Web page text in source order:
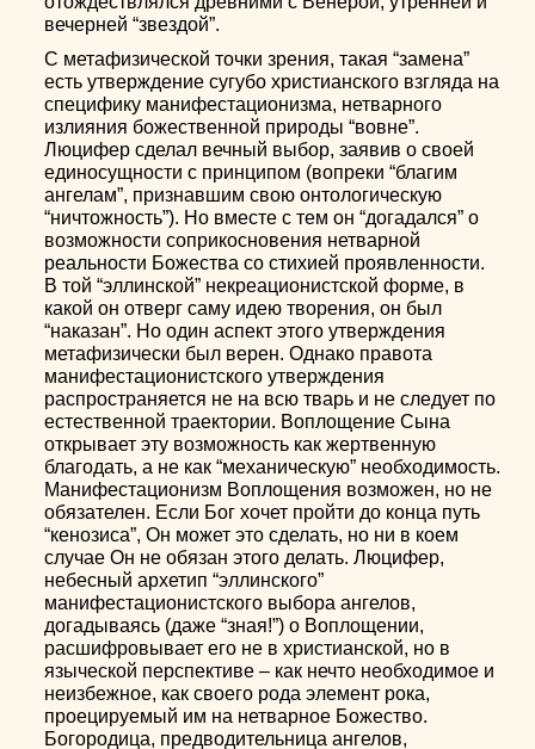
вечерней “звездой”.
С метафизической точки зрения, такая “замена”
есть утверждение сугубо христианского взгляда на
специфику манифестационизма, нетварного
излияния божественной природы “вовне”.
Люцифер сделал вечный выбор, заявив о своей
единосущности с принципом (вопреки “благим
ангелам”, признавшим свою онтологическую
“ничтожность”). Но вместе с тем он “догадался” о
возможности соприкосновения нетварной
реальности Божества со стихией проявленности.
В той “эллинской” некреационистской форме, в
какой он отверг саму идею творения, он был
“наказан”. Но один аспект этого утверждения
метафизически был верен. Однако правота
манифестационистского утверждения
распространяется не на всю тварь и не следует по
естественной траектории. Воплощение Сына
открывает эту возможность как жертвенную
благодать, а не как “механическую” необходимость.
Манифестационизм Воплощения возможен, но не
обязателен. Если Бог хочет пройти до конца путь
“кенозиса”, Он может это сделать, но ни в коем
случае Он не обязан этого делать. Люцифер,
небесный архетип “эллинского”
манифестационистского выбора ангелов,
догадываясь (даже “зная!”) о Воплощении,
расшифровывает его не в христианской, но в
языческой перспективе – как нечто необходимое и
неизбежное, как своего рода элемент рока,
проецируемый им на нетварное Божество.
Богородица, предводительница ангелов,